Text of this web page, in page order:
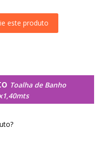
este produto
Toalha de Banho